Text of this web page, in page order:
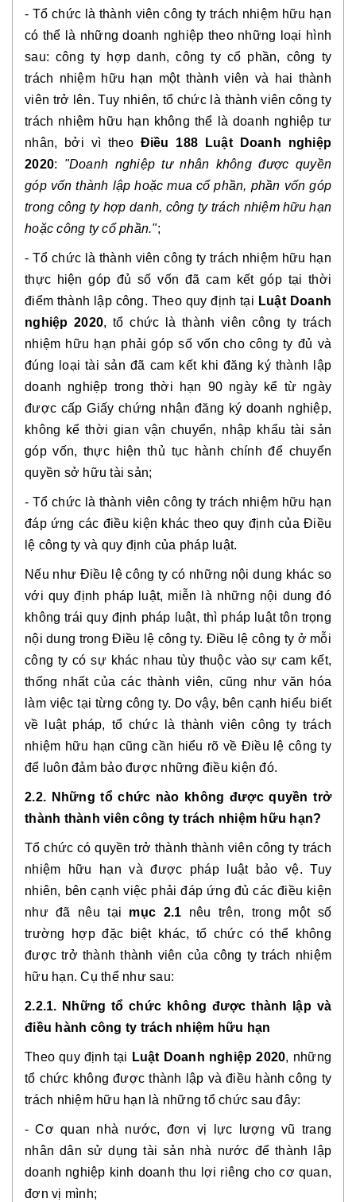
- Tổ chức là thành viên công ty trách nhiệm hữu hạn
có thể là những doanh nghiệp theo những loại hình
sau: công ty hợp danh, công ty cổ phần, công ty
trách nhiệm hữu hạn một thành viên và hai thành
viên trở lên. Tuy nhiên, tổ chức là thành viên công ty
trách nhiệm hữu hạn không thể là doanh nghiệp tư
nhân, bởi vì theo Điều 188 Luật Doanh nghiệp
2020: "Doanh nghiệp tư nhân không được quyền
góp vốn thành lập hoặc mua cổ phần, phần vốn góp
trong công ty hợp danh, công ty trách nhiệm hữu hạn
hoặc công ty cổ phần.";
- Tổ chức là thành viên công ty trách nhiệm hữu hạn
thực hiện góp đủ số vốn đã cam kết góp tại thời
điểm thành lập công. Theo quy định tại Luật Doanh
nghiệp 2020, tổ chức là thành viên công ty trách
nhiệm hữu hạn phải góp số vốn cho công ty đủ và
đúng loại tài sản đã cam kết khi đăng ký thành lập
doanh nghiệp trong thời hạn 90 ngày kể từ ngày
được cấp Giấy chứng nhận đăng ký doanh nghiệp,
không kể thời gian vận chuyển, nhập khẩu tài sản
góp vốn, thực hiện thủ tục hành chính để chuyển
quyền sở hữu tài sản;
- Tổ chức là thành viên công ty trách nhiệm hữu hạn
đáp ứng các điều kiện khác theo quy định của Điều
lệ công ty và quy định của pháp luật.
Nếu như Điều lệ công ty có những nội dung khác so
với quy định pháp luật, miễn là những nội dung đó
không trái quy định pháp luật, thì pháp luật tôn trọng
nội dung trong Điều lệ công ty. Điều lệ công ty ở mỗi
công ty có sự khác nhau tùy thuộc vào sự cam kết,
thống nhất của các thành viên, cũng như văn hóa
làm việc tại từng công ty. Do vậy, bên cạnh hiểu biết
về luật pháp, tổ chức là thành viên công ty trách
nhiệm hữu hạn cũng cần hiểu rõ về Điều lệ công ty
để luôn đảm bảo được những điều kiện đó.
2.2. Những tổ chức nào không được quyền trở
thành thành viên công ty trách nhiệm hữu hạn?
Tổ chức có quyền trở thành thành viên công ty trách
nhiệm hữu hạn và được pháp luật bảo vệ. Tuy
nhiên, bên cạnh việc phải đáp ứng đủ các điều kiện
như đã nêu tại mục 2.1 nêu trên, trong một số
trường hợp đặc biệt khác, tổ chức có thể không
được trở thành thành viên của công ty trách nhiệm
hữu hạn. Cụ thể như sau:
2.2.1. Những tổ chức không được thành lập và
điều hành công ty trách nhiệm hữu hạn
Theo quy định tại Luật Doanh nghiệp 2020, những
tổ chức không được thành lập và điều hành công ty
trách nhiệm hữu hạn là những tổ chức sau đây:
- Cơ quan nhà nước, đơn vị lực lượng vũ trang
nhân dân sử dụng tài sản nhà nước để thành lập
doanh nghiệp kinh doanh thu lợi riêng cho cơ quan,
đơn vị mình;